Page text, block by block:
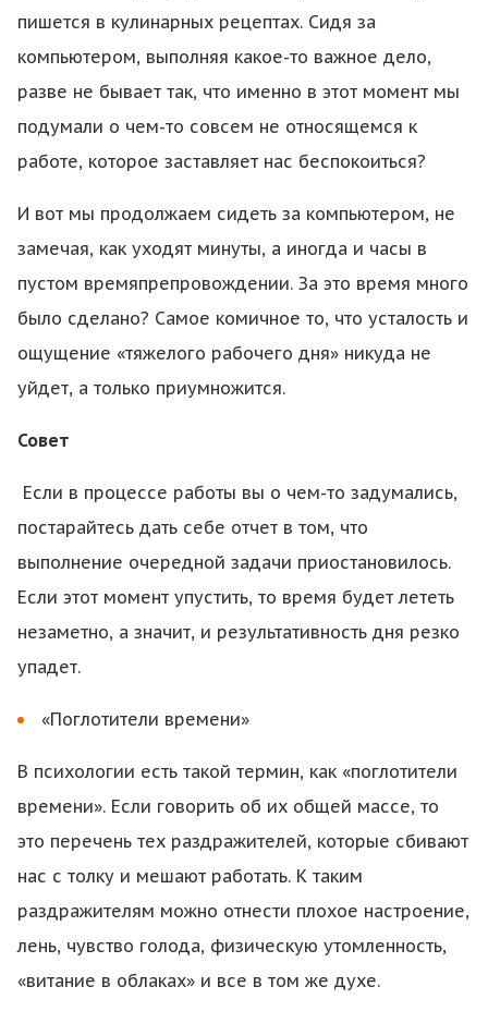
пишется в кулинарных рецептах. Сидя за
компьютером, выполняя какое-то важное дело,
разве не бывает так, что именно в этот момент мы
подумали о чем-то совсем не относящемся к
работе, которое заставляет нас беспокоиться?
И вот мы продолжаем сидеть за компьютером, не
замечая, как уходят минуты, а иногда и часы в
пустом времяпрепровождении. За это время много
было сделано? Самое комичное то, что усталость и
ощущение «тяжелого рабочего дня» никуда не
уйдет, а только приумножится.
Совет
Если в процессе работы вы о чем-то задумались,
постарайтесь дать себе отчет в том, что
выполнение очередной задачи приостановилось.
Если этот момент упустить, то время будет лететь
незаметно, а значит, и результативность дня резко
упадет.
«Поглотители времени»
В психологии есть такой термин, как «поглотители
времени». Если говорить об их общей массе, то
это перечень тех раздражителей, которые сбивают
нас с толку и мешают работать. К таким
раздражителям можно отнести плохое настроение,
лень, чувство голода, физическую утомленность,
«витание в облаках» и все в том же духе.